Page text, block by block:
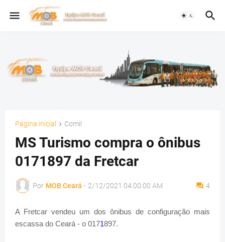
Página inicial Comil
MS Turismo compra o ônibus
0171897 da Fretcar
Por MOB Ceará - 2/12/2021 04:00:00 AM 4
A Fretcar vendeu um dos ônibus de configuração mais
escassa do Ceará - o 0171897.